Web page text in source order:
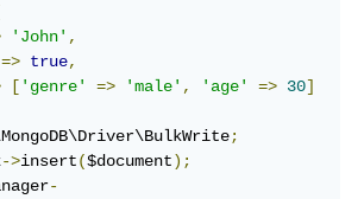
'John' ,
=> true,
[ 'genre' => 'male' , 'age' => 30]
;
->insert($document);
-